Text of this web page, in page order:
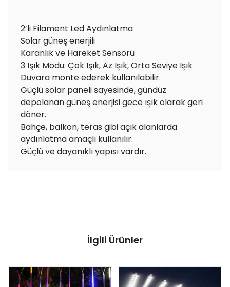
2’li Filament Led Aydınlatma
Solar güneş enerjili
Karanlık ve Hareket Sensörü
3 Işık Modu: Çok Işık, Az Işık, Orta Seviye Işık
Duvara monte ederek kullanılabilir.
Güçlü solar paneli sayesinde, gündüz
depolanan güneş enerjisi gece ışık olarak geri
döner.
Bahçe, balkon, teras gibi açık alanlarda
aydınlatma amaçlı kullanılır.
Güçlü ve dayanıklı yapısı vardır.
İlgili Ürünler